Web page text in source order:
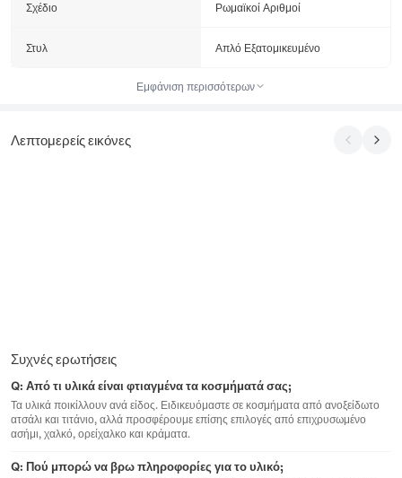
Σχέδιο Ρωμαϊκοί Αριθμοί
Στυλ Απλό Εξατομικευμένο
Εμφάνιση περισσότερων
Λεπτομερείς εικόνες
Συχνές ερωτήσεις
Q: Από τι υλικά είναι φτιαγμένα τα κοσμήματά σας;
Τα υλικά ποικίλλουν ανά είδος. Ειδικευόμαστε σε κοσμήματα από ανοξείδωτο
ατσάλι και τιτάνιο, αλλά προσφέρουμε επίσης επιλογές από επιχρυσωμένο
ασήμι, χαλκό, ορείχαλκο και κράματα.
Q: Πού μπορώ να βρω πληροφορίες για το υλικό;